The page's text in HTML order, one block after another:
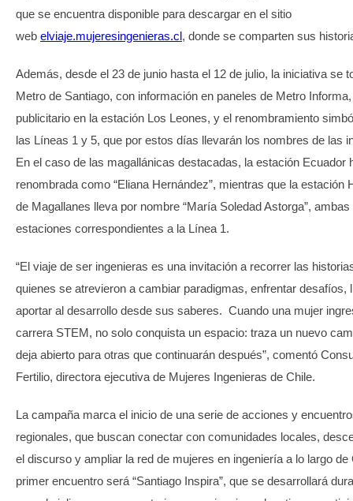
que se encuentra disponible para descargar en el sitio
web elviaje.mujeresingenieras.cl, donde se comparten sus
Además, desde el 23 de junio hasta el 12 de julio, la iniciativa se
Metro de Santiago, con información en paneles de Metro
publicitario en la estación Los Leones, y el renombramiento
las Líneas 1 y 5, que por estos días llevarán los nombres de las
En el caso de las magallánicas destacadas, la estación Ecuador
renombrada como “Eliana Hernández”, mientras que la estación
de Magallanes lleva por nombre “María Soledad Astorga”, ambas
estaciones correspondientes a la Línea 1.
“El viaje de ser ingenieras es una invitación a recorrer las
quienes se atrevieron a cambiar paradigmas, enfrentar desafíos,
aportar al desarrollo desde sus saberes. Cuando una mujer
carrera STEM, no solo conquista un espacio: traza un nuevo
deja abierto para otras que continuarán después”, comentó
Fertilio, directora ejecutiva de Mujeres Ingenieras de Chile.
La campaña marca el inicio de una serie de acciones y
regionales, que buscan conectar con comunidades locales,
el discurso y ampliar la red de mujeres en ingeniería a lo largo de
primer encuentro será “Santiago Inspira”, que se desarrollará